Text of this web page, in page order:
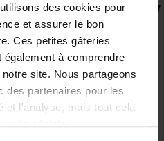
des cookies pour
et assurer le bon
Ces petites gâteries
à comprendre
site. Nous partageons
des partenaires pour les
et l'analyse, mais tout cela
géniale !
AUSSI